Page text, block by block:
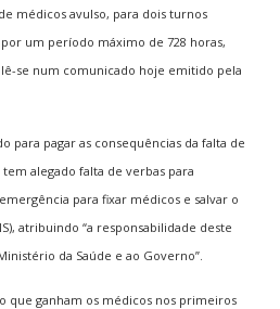
médicos avulso, para dois turnos
por um período máximo de 728 horas,
lê-se num comunicado hoje emitido pela
para pagar as consequências da falta de
alegado falta de verbas para
para fixar médicos e salvar o
atribuindo “a responsabilidade deste
da Saúde e ao Governo”.
que ganham os médicos nos primeiros